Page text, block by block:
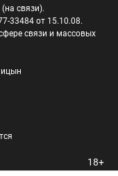
связи).
33484 от 15.10.08.
связи и массовых
18+